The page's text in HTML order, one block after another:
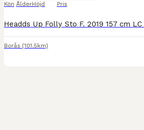
Kön ÅlderHöjd Pris
Borås (101.5km)